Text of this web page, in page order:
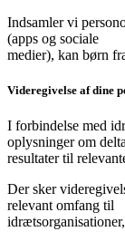
Indsamler vi
(apps og sociale
medier), kan børn
Videregivelse af dine
I forbindelse med
oplysninger om
resultater til
Der sker
relevant omfang til